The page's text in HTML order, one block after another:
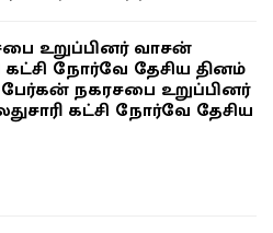
உறுப்பினர் வாசன்
கட்சி நோர்வே தேசிய தினம்
நகரசபை உறுப்பினர்
கட்சி நோர்வே தேசிய